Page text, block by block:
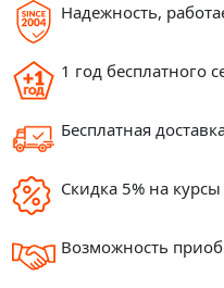
Надежность,
1 год бесплатного
Бесплатная
Скидка 5% на
Возможность